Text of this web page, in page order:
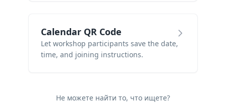
Calendar QR Code
Let workshop participants save the date,
time, and joining instructions.
Не можете найти то, что ищете?